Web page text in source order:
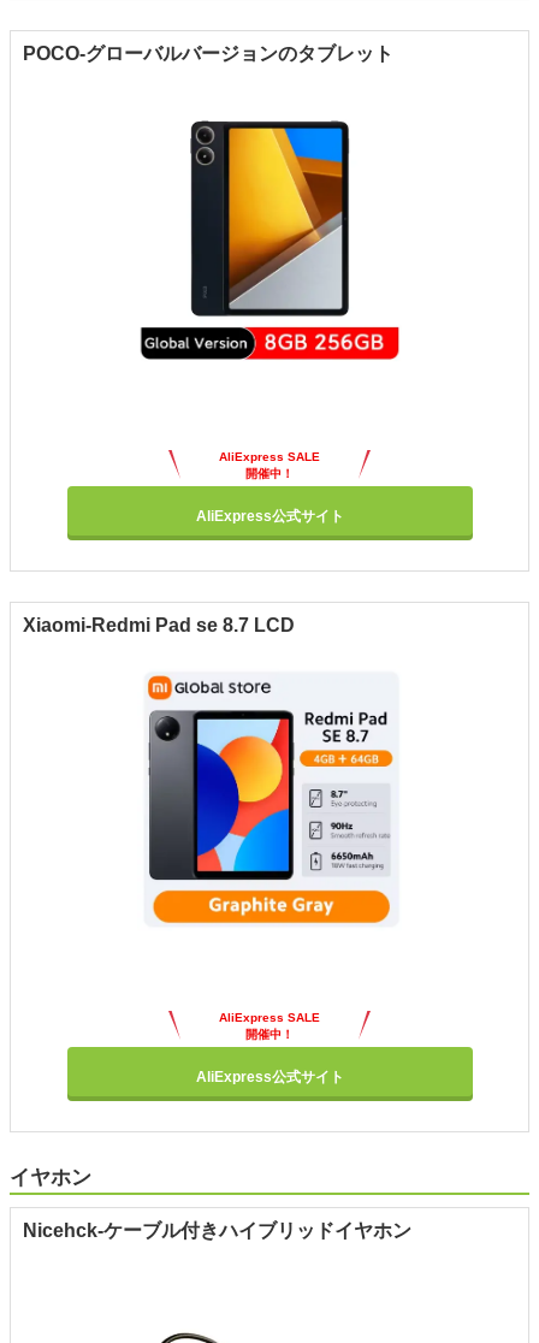
POCO-グローバルバージョンのタブレット
AliExpress SALE
開催中！
AliExpress公式サイト
Xiaomi-Redmi Pad se 8.7 LCD
AliExpress SALE
開催中！
AliExpress公式サイト
イヤホン
Nicehck-ケーブル付きハイブリッドイヤホン